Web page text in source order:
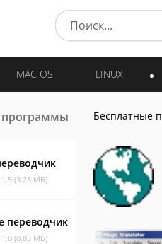
MAC OS LINUX
(3.25 МБ)
переводчик
(0.85 МБ)
Бесплатные